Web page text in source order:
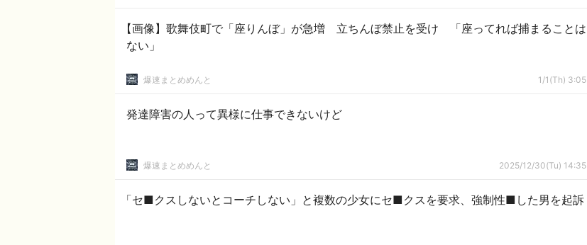
【画像】歌舞伎町で「座りんぼ」が急増 立ちんぼ禁止を受け 「座ってれば捕まることは
ない」
爆速まとめめんと 1/1(Th) 3:05
発達障害の人って異様に仕事できないけど
爆速まとめめんと 2025/12/30(Tu) 14:35
「セ■クスしないとコーチしない」と複数の少女にセ■クスを要求、強制性■した男を起訴